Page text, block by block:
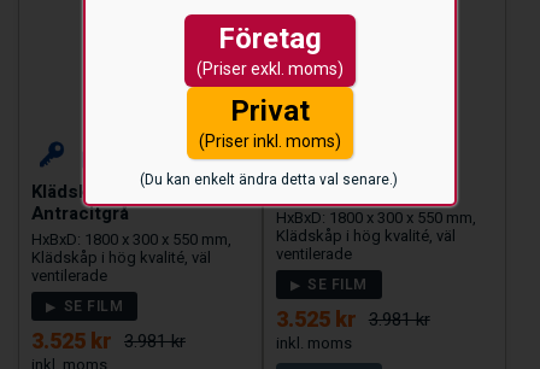
Företag
(Priser exkl. moms)
Privat
(Priser inkl. moms)
(Du kan enkelt ändra detta val senare.)
Klädskåp 1 dörr,
Antracitgrå
HxBxD: 1800 x 300 x 550 mm,
Klädskåp i hög kvalité, väl
ventilerade
SE FILM
3.525 kr 3.981 kr
Klädskåp 1 dörr, Blå
HxBxD: 1800 x 300 x 550 mm,
Klädskåp i hög kvalité, väl
ventilerade
SE FILM
3.525 kr 3.981 kr